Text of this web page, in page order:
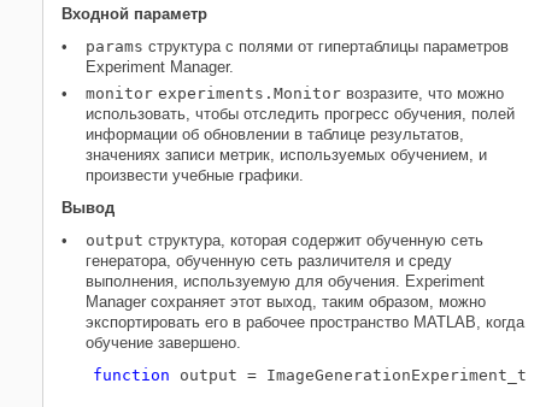
Входной параметр
params структура с полями от гипертаблицы параметров
Experiment Manager.
monitor experiments.Monitor возразите, что можно
использовать, чтобы отследить прогресс обучения, полей
информации об обновлении в таблице результатов,
значениях записи метрик, используемых обучением, и
произвести учебные графики.
Вывод
output структура, которая содержит обученную сеть
генератора, обученную сеть различителя и среду
выполнения, используемую для обучения. Experiment
Manager сохраняет этот выход, таким образом, можно
экспортировать его в рабочее пространство MATLAB, когда
обучение завершено.
function output =